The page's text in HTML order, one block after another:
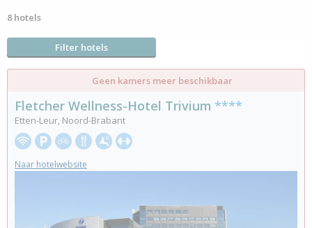
8 hotels
Filter hotels
Geen kamers meer beschikbaar
Fletcher Wellness-Hotel Trivium ****
Etten-Leur, Noord-Brabant
Naar hotelwebsite